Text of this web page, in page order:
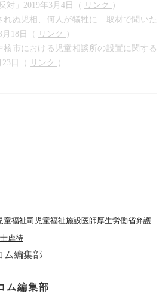
対」2019年3月4日（
リンク
）
れぬ児相、何人が犠牲に 取材で聞いた
18日（
リンク
）
核市における児童相談所の設置に関する
日（
リンク ）
童福祉司 児童福祉施設医師厚生労働省弁護
虐待
ム編集部